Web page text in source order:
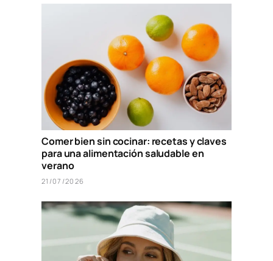
Comer bien sin cocinar: recetas y claves
para una alimentación saludable en
verano
21/07/2026